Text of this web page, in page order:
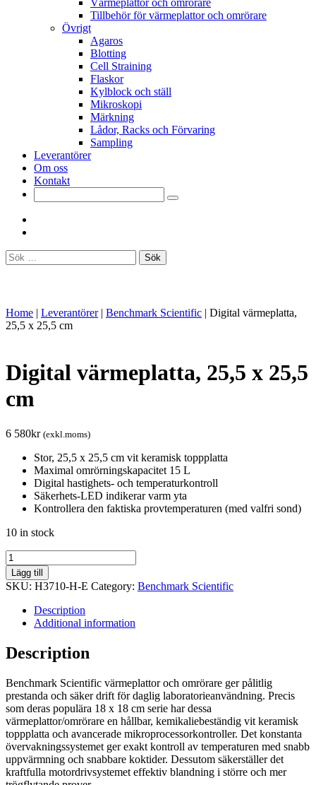
Värmeplattor och omrörare
Tillbehör för värmeplattor och omrörare
Övrigt
Agaros
Blotting
Cell Straining
Flaskor
Kylblock och ställ
Mikroskopi
Märkning
Lådor, Racks och Förvaring
Sampling
Leverantörer
Om oss
Kontakt
Sök
efter:
Home | Leverantörer | Benchmark Scientific | Digital värmeplatta,
25,5 x 25,5 cm
Digital värmeplatta, 25,5 x 25,5
cm
6 580kr (exkl.moms)
Stor, 25,5 x 25,5 cm vit keramisk toppplatta
Maximal omrörningskapacitet 15 L
Digital hastighets- och temperaturkontroll
Säkerhets-LED indikerar varm yta
Kontrollera den faktiska provtemperaturen (med valfri sond)
10 in stock
Digital
värmeplatta,
25,5
x
25,5
quantity
Lägg till
SKU: H3710-H-E Category: Benchmark Scientific
Description
Additional information
Description
Benchmark Scientific värmeplattor och omrörare ger pålitlig
prestanda och säker drift för daglig laboratorieanvändning. Precis
som deras populära 18 x 18 cm serie har dessa
värmeplattor/omrörare en hållbar, kemikaliebeständig vit keramisk
toppplatta och avancerade mikroprocessorkontroller. Det konstanta
övervakningssystemet ger exakt kontroll av temperaturen med snabb
uppvärmning och snabbare koktider. Dessutom säkerställer det
kraftfulla motordrivsystemet effektiv blandning i större och mer